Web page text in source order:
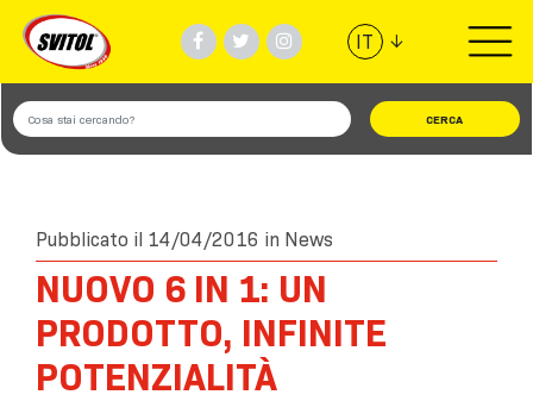
IT ↓
PRODOTTI
VIDEO
#TEAMSVITOL
AZIENDA
Pubblicato il 14/04/2016 in News
NUOVO 6 IN 1: UN
PRODOTTO, INFINITE
POTENZIALITÀ